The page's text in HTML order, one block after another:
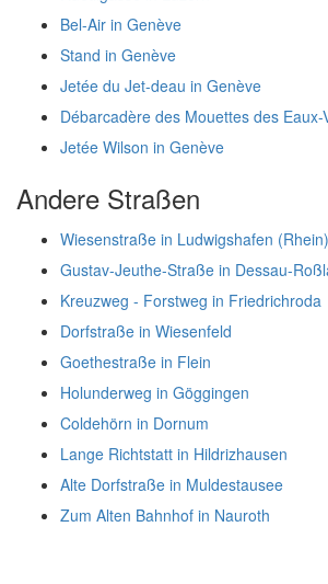
Bel-Air in Genève
Stand in Genève
Jetée du Jet-deau in Genève
Débarcadère des Mouettes des
Jetée Wilson in Genève
Andere Straßen
Wiesenstraße in Ludwigshafen (Rhein)
Gustav-Jeuthe-Straße in Dessau-
Kreuzweg - Forstweg in Friedrichroda
Dorfstraße in Wiesenfeld
Goethestraße in Flein
Holunderweg in Göggingen
Coldehörn in Dornum
Lange Richtstatt in Hildrizhausen
Alte Dorfstraße in Muldestausee
Zum Alten Bahnhof in Nauroth